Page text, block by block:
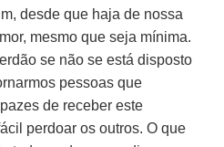
desde que haja de nossa
mesmo que seja mínima.
se não se está disposto
pessoas que
de receber este
perdoar os outros. O que